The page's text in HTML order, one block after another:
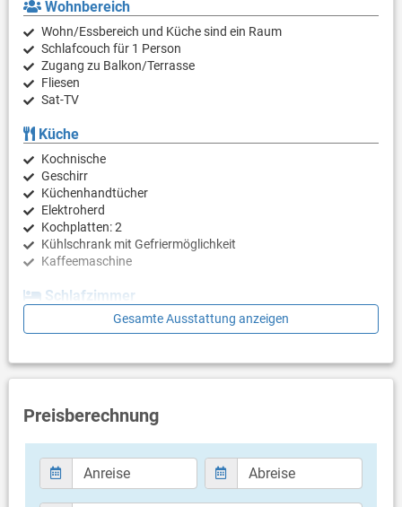
Wohnbereich
Wohn/Essbereich und Küche sind ein Raum
Schlafcouch für 1 Person
Zugang zu Balkon/Terrasse
Fliesen
Sat-TV
Küche
Kochnische
Geschirr
Küchenhandtücher
Elektroherd
Kochplatten: 2
Kühlschrank mit Gefriermöglichkeit
Kaffeemaschine
Schlafzimmer
Schlafzimmer mit Doppelbett, Laminat
Bad mit WC, Dusche
Balkon & Terrasse
überdacht
Bestuhlung
eigene Terrasse
Gesamte Ausstattung anzeigen
Preisberechnung